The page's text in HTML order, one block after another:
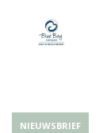
NIEUWSBRIEF